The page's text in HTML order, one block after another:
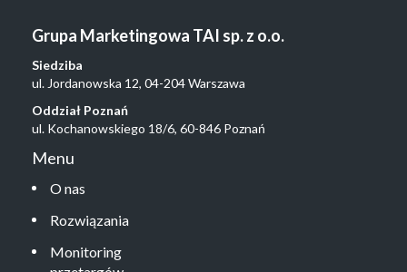
Grupa Marketingowa TAI sp. z o.o.
Siedziba
ul. Jordanowska 12, 04-204 Warszawa
Oddział Poznań
ul. Kochanowskiego 18/6, 60-846 Poznań
Menu
O nas
Rozwiązania
Monitoring